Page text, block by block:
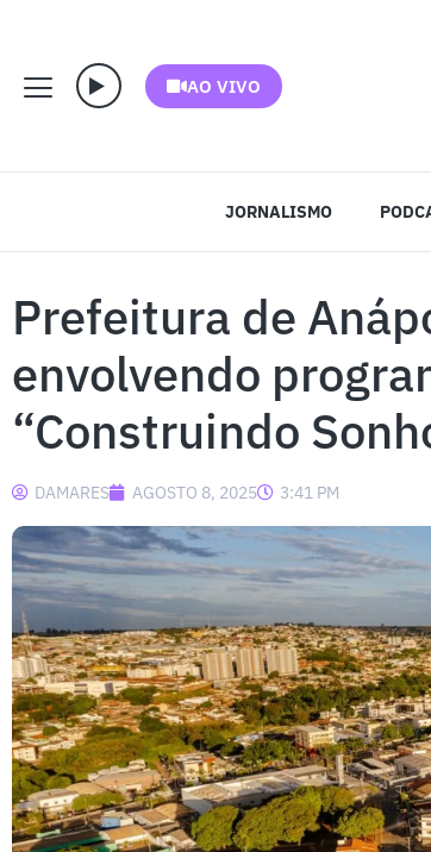
AO VIVO
JORNALISMO
Prefeitura de
envolvendo
“Construindo
DAMARES AGOSTO 8, 2025 3:41 PM